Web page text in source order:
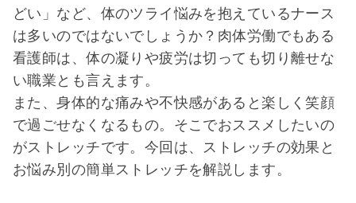
どい」など、体のツライ悩みを抱えているナース
は多いのではないでしょうか？肉体労働でもある
看護師は、体の凝りや疲労は切っても切り離せな
い職業とも言えます。
また、身体的な痛みや不快感があると楽しく笑顔
で過ごせなくなるもの。そこでおススメしたいの
がストレッチです。今回は、ストレッチの効果と
お悩み別の簡単ストレッチを解説します。